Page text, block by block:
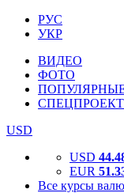
РУС
УКР
ВИДЕО
ФОТО
USD
USD
EUR
Все курсы